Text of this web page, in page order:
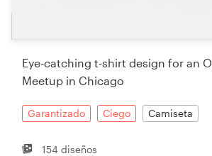
Eye-catching t-shirt design for an
Meetup in Chicago
Garantizado Ciego Camiseta
154 diseños